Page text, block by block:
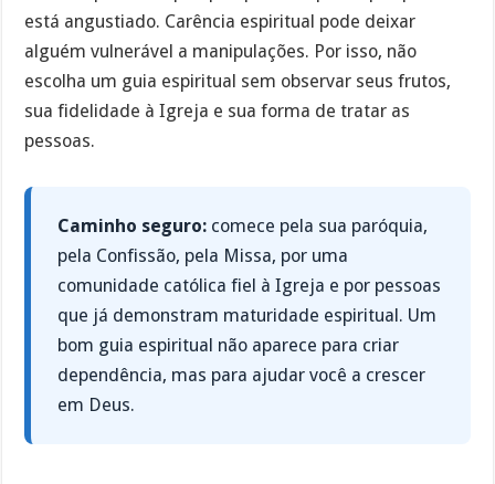
está angustiado. Carência espiritual pode deixar
alguém vulnerável a manipulações. Por isso, não
escolha um guia espiritual sem observar seus frutos,
sua fidelidade à Igreja e sua forma de tratar as
pessoas.
Caminho seguro: comece pela sua paróquia,
pela Confissão, pela Missa, por uma
comunidade católica fiel à Igreja e por pessoas
que já demonstram maturidade espiritual. Um
bom guia espiritual não aparece para criar
dependência, mas para ajudar você a crescer
em Deus.